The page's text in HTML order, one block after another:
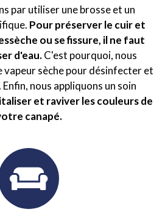
par utiliser une brosse et un
Pour préserver le cuir et
ou se fissure, il ne faut
d'eau.C'est pourquoi, nous
vapeur sèche pour désinfecter et
nous appliquons un soin
et raviver les couleurs de
canapé.